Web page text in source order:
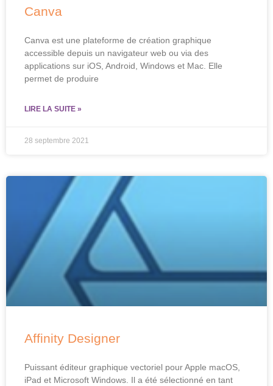
Canva
Canva est une plateforme de création graphique
accessible depuis un navigateur web ou via des
applications sur iOS, Android, Windows et Mac. Elle
permet de produire
LIRE LA SUITE »
28 septembre 2021
Affinity Designer
Puissant éditeur graphique vectoriel pour Apple macOS,
iPad et Microsoft Windows. Il a été sélectionné en tant